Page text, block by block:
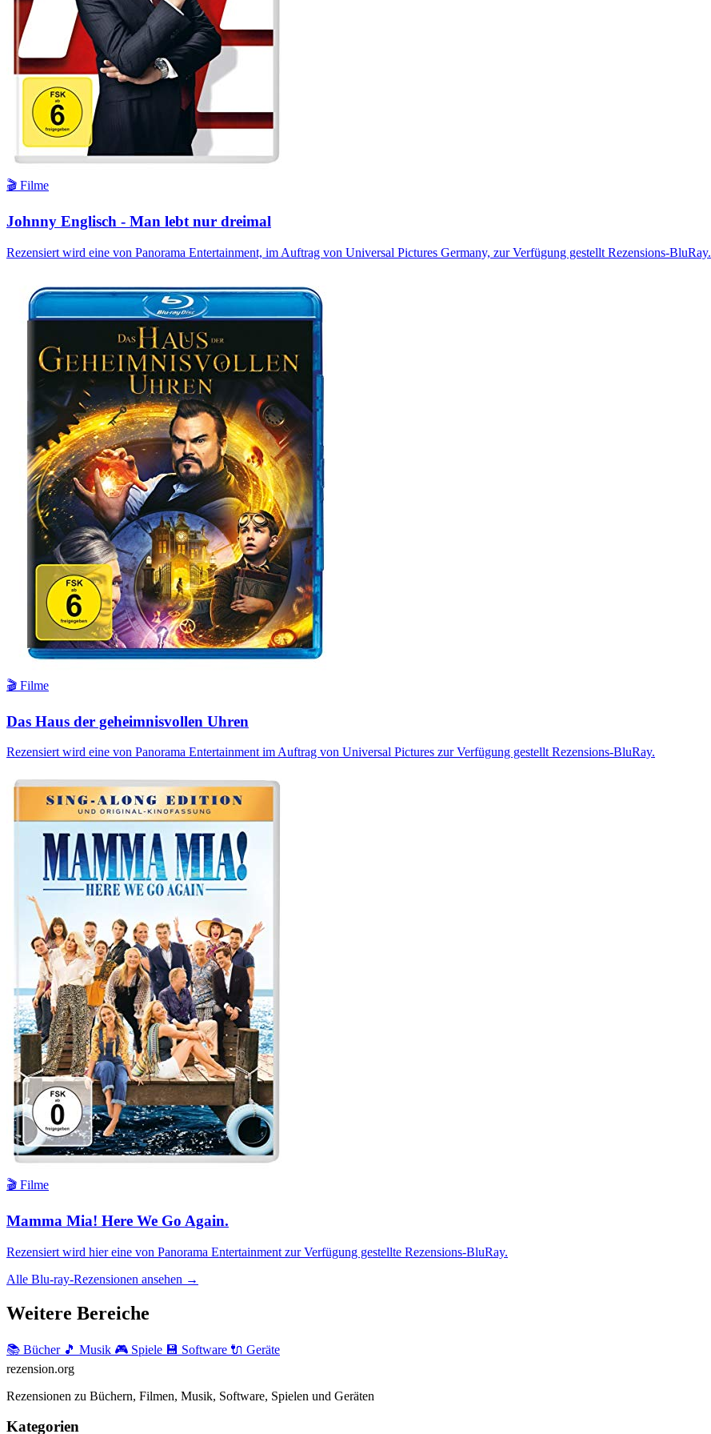
🎬 Filme
Johnny Englisch - Man lebt nur dreimal
Rezensiert wird eine von Panorama Entertainment, im Auftrag von Universal Pictures Germany, zur Verfügung gestellt Rezensions-BluRay.
🎬 Filme
Das Haus der geheimnisvollen Uhren
Rezensiert wird eine von Panorama Entertainment im Auftrag von Universal Pictures zur Verfügung gestellt Rezensions-BluRay.
🎬 Filme
Mamma Mia! Here We Go Again.
Rezensiert wird hier eine von Panorama Entertainment zur Verfügung gestellte Rezensions-BluRay.
Alle Blu-ray-Rezensionen ansehen →
Weitere Bereiche
📚 Bücher 🎵 Musik 🎮 Spiele 💾 Software 🔌 Geräte
rezension.org
Rezensionen zu Büchern, Filmen, Musik, Software, Spielen und Geräten
Kategorien